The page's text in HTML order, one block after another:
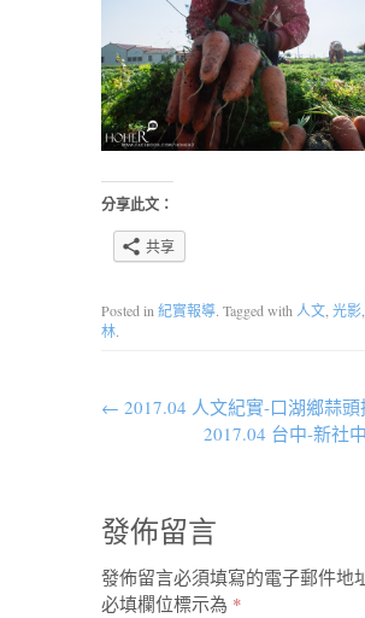
分享此文：
共享
Posted in紀實報導. Tagged with人文, 光影,
林.
← 2017.04 人文紀實-口湖鄉蒜
2017.04 台中-新社
發佈留言
發佈留言必須填寫的電子郵件地
必填欄位標示為 *